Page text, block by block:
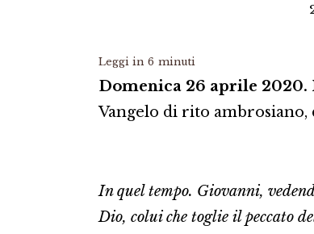
Leggi in 6 minuti
Domenica 26 aprile 2020.
Vangelo di rito ambrosiano,
In quel tempo. Giovanni,
Dio, colui che toglie il peccato